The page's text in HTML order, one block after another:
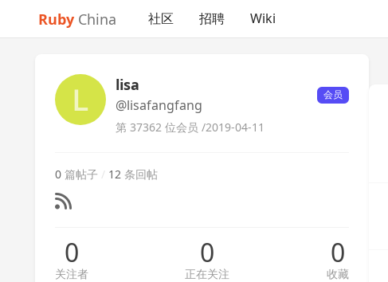
Ruby China 社区 招聘 Wiki
lisa
@lisafangfang
会员
第 37362 位会员 /2019-04-11
0 篇帖子 / 12 条回帖
0
关注者
0
正在关注
0
收藏